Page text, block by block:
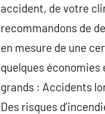
accident, de votre
recommandons de
en mesure de une
quelques économies
grands : Accidents
Des risques